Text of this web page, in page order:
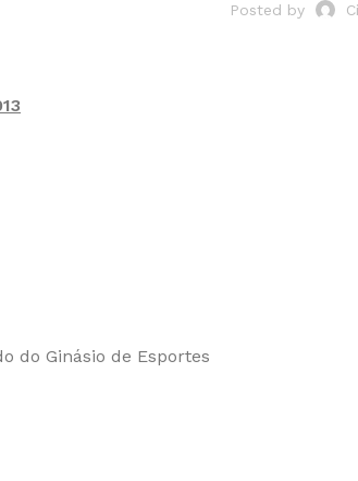
Posted by
do Ginásio de Esportes